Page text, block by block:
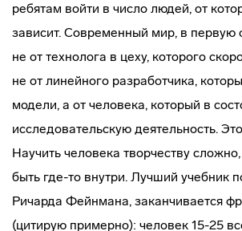
ребятам войти в число людей, от
зависит. Современный мир, в первую
не от технолога в цеху, которого
не от линейного разработчика,
модели, а от человека, который в
исследовательскую деятельность.
Научить человека творчеству
быть где-то внутри. Лучший учебник
Ричарда Фейнмана, заканчивается
(цитирую примерно): человек 15-25